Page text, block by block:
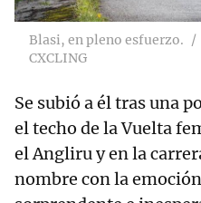
Blasi, en pleno esfuerzo.
CXCLING
Se subió a él tras una
el techo de la Vuelta
el Angliru y en la
nombre con la